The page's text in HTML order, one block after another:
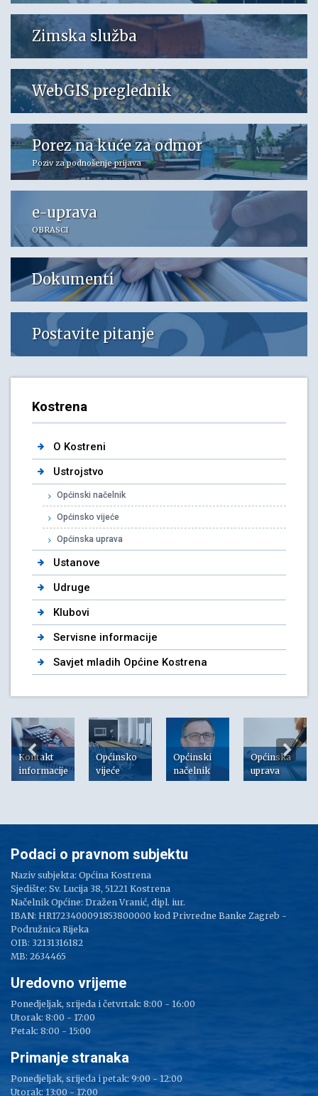
Zimska služba
WebGIS preglednik
Porez na kuće za odmor
Poziv za podnošenje prijava
e-uprava
OBRASCI
Dokumenti
Postavite pitanje
Kostrena
O Kostreni
Ustrojstvo
Općinski načelnik
Općinsko vijeće
Općinska uprava
Ustanove
Udruge
Klubovi
Servisne informacije
Savjet mladih Općine Kostrena
Kontakt
informacije
Općinsko
vijeće
Općinski
načelnik
Općinska
uprava
Podaci o pravnom subjektu
Naziv subjekta: Općina Kostrena
Sjedište: Sv. Lucija 38, 51221 Kostrena
Načelnik Općine: Dražen Vranić, dipl. iur.
IBAN: HR1723400091853800000 kod Privredne Banke Zagreb -
Podružnica Rijeka
OIB: 32131316182
MB: 2634465
Uredovno vrijeme
Ponedjeljak, srijeda i četvrtak: 8:00 - 16:00
Utorak: 8:00 - 17:00
Petak: 8:00 - 15:00
Primanje stranaka
Ponedjeljak, srijeda i petak: 9:00 - 12:00
Utorak: 13:00 - 17:00